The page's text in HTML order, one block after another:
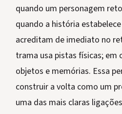
quando um personagem
quando a história
acreditam de imediato no
trama usa pistas físicas; em
objetos e memórias. Essa
construir a volta como um
uma das mais claras